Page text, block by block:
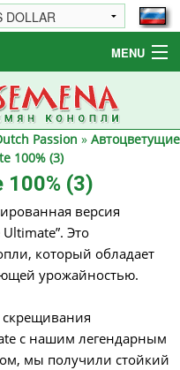
MENU
Passion » Автоцветущие
100% (3)
(3)
версия
Это
который обладает
урожайностью.
с нашим легендарным
мы получили стойкий